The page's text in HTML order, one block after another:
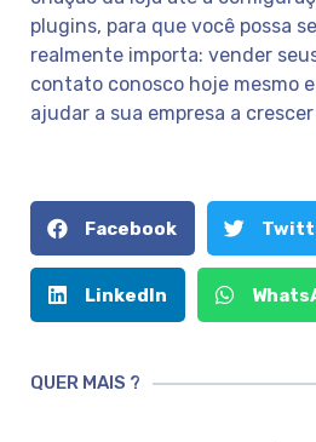
plugins, para que você possa
realmente importa: vender
contato conosco hoje mesmo
ajudar a sua empresa a
Facebook
LinkedIn
QUER MAIS ?